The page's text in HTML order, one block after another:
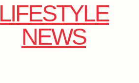
LIFESTYLE
NEWS